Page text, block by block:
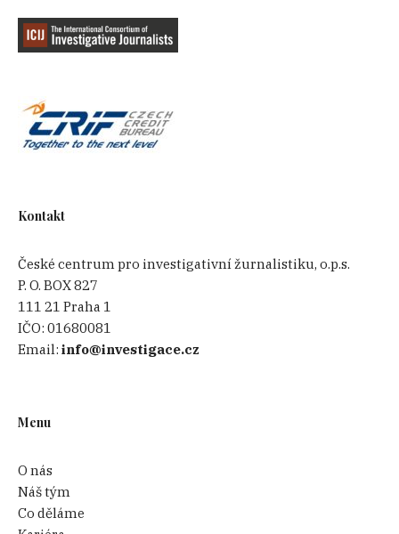
Kontakt
České centrum pro investigativní žurnalistiku, o.p.s.
P. O. BOX 827
111 21 Praha 1
IČO:01680081
Email:info@investigace.cz
Menu
O nás
Náš tým
Co děláme